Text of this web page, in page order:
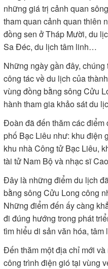
những giá trị cảnh quan
tham quan cảnh quan thiên
đồng sen ở Tháp Mười, du
Sa Ðéc, du lịch tâm linh…
Những ngày gần đây,
công tác về du lịch của
vùng đồng bằng sông Cửu
hành tham gia khảo sát du
Ðoàn đã đến thăm các điểm
phố Bạc Liêu như: khu điện
khu nhà Công tử Bạc Liêu,
tài tử Nam Bộ và nhạc sĩ
Ðây là những điểm du lịch
bằng sông Cửu Long công
Những điểm đến ấy càng
đi đúng hướng trong phát
tìm hiểu di sản văn hóa,
Ðến thăm một địa chỉ mới
công trình điện gió tại vùng